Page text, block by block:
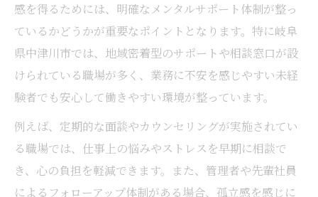
感を得るためには、明確なメンタルサポート体制が整っ
ているかどうかが重要なポイントとなります。特に岐阜
県中津川市では、地域密着型のサポートや相談窓口が設
けられている職場が多く、業務に不安を感じやすい未経
験者でも安心して働きやすい環境が整っています。
例えば、定期的な面談やカウンセリングが実施されてい
る職場では、仕事上の悩みやストレスを早期に相談で
き、心の負担を軽減できます。また、管理者や先輩社員
によるフォローアップ体制がある場合、孤立感を感じに